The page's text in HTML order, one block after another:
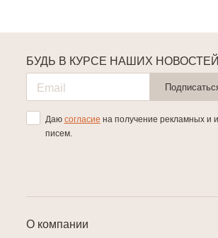
О компании
БУДЬ В КУРСЕ НАШИХ НОВОСТЕЙ
Даю согласие на получение рекламных и
писем.